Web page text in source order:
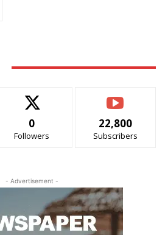
0
Followers
22,800
Subscribers
- Advertisement -